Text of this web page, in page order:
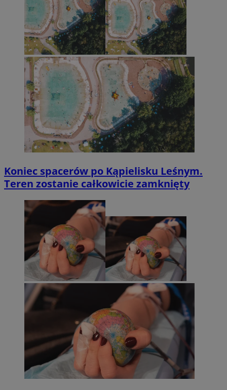
Koniec spacerów po Kąpielisku Leśnym.
Teren zostanie całkowicie zamknięty